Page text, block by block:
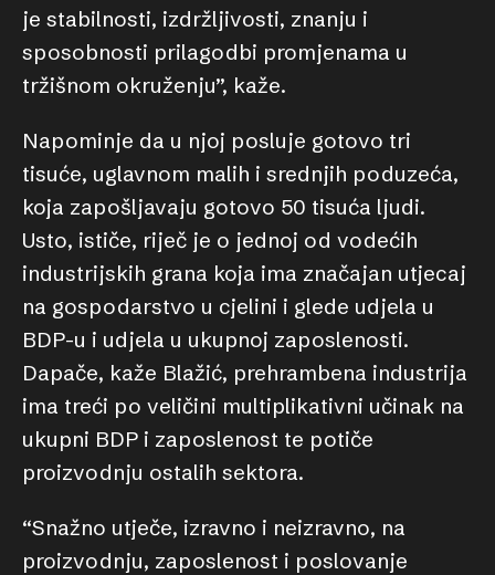
je stabilnosti, izdržljivosti, znanju i
sposobnosti prilagodbi promjenama u
tržišnom okruženju”, kaže.
Napominje da u njoj posluje gotovo tri
tisuće, uglavnom malih i srednjih poduzeća,
koja zapošljavaju gotovo 50 tisuća ljudi.
Usto, ističe, riječ je o jednoj od vodećih
industrijskih grana koja ima značajan utjecaj
na gospodarstvo u cjelini i glede udjela u
BDP-u i udjela u ukupnoj zaposlenosti.
Dapače, kaže Blažić, prehrambena industrija
ima treći po veličini multiplikativni učinak na
ukupni BDP i zaposlenost te potiče
proizvodnju ostalih sektora.
“Snažno utječe, izravno i neizravno, na
proizvodnju, zaposlenost i poslovanje